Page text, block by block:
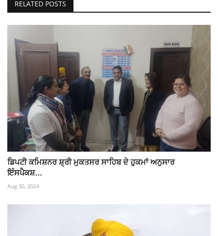
RELATED POSTS
ਡਿਪਟੀ ਕਮਿਸ਼ਨਰ ਸ਼੍ਰੀ ਮੁਕਤਸਰ ਸਾਹਿਬ ਦੇ ਹੁਕਮਾਂ ਅਨੁਸਾਰ
ਇੰਸਪੈਕਸ਼...
Aug 30, 2024